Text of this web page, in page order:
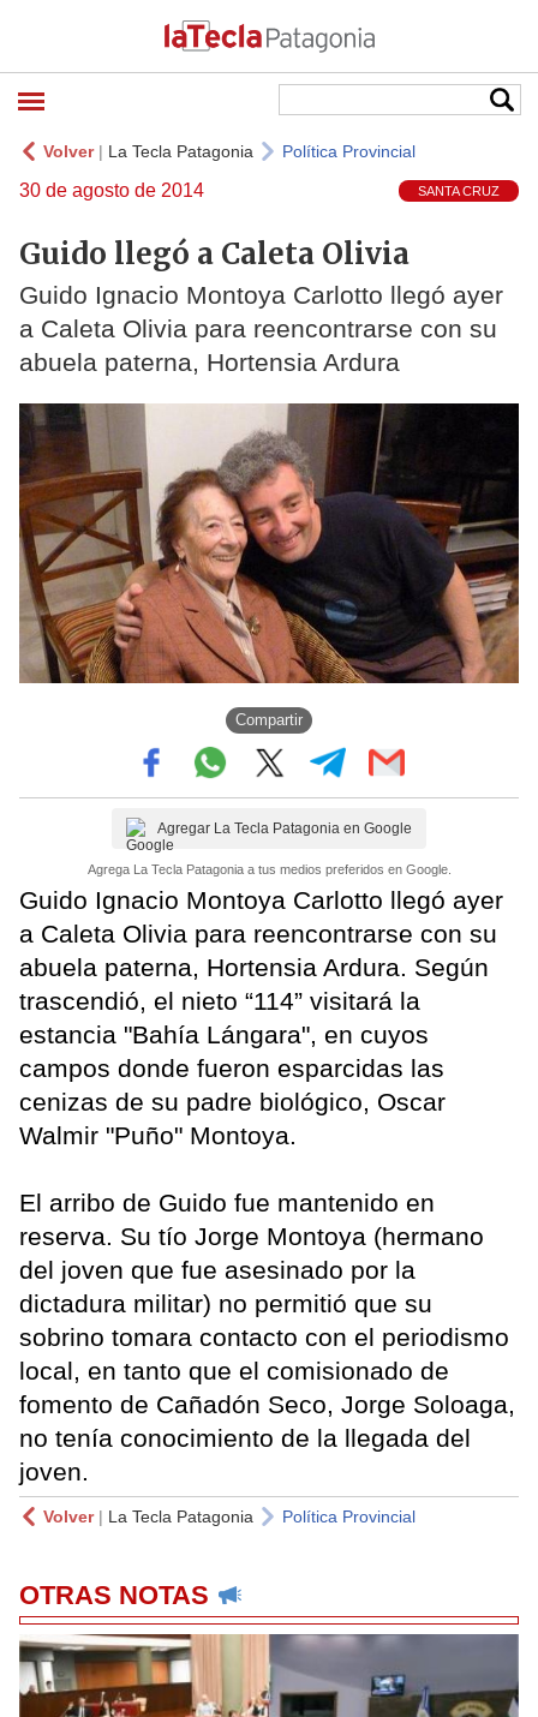
Volver| La Tecla Patagonia Política Provincial
30 de agosto de 2014 SANTA CRUZ
Guido llegó a Caleta Olivia
Guido Ignacio Montoya Carlotto llegó ayer
a Caleta Olivia para reencontrarse con su
abuela paterna, Hortensia Ardura
Compartir
Agregar La Tecla Patagonia en Google
Agrega La Tecla Patagonia a tus medios preferidos en Google.
Guido Ignacio Montoya Carlotto llegó ayer
a Caleta Olivia para reencontrarse con su
abuela paterna, Hortensia Ardura. Según
trascendió, el nieto “114” visitará la
estancia "Bahía Lángara", en cuyos
campos donde fueron esparcidas las
cenizas de su padre biológico, Oscar
Walmir "Puño" Montoya.
El arribo de Guido fue mantenido en
reserva. Su tío Jorge Montoya (hermano
del joven que fue asesinado por la
dictadura militar) no permitió que su
sobrino tomara contacto con el periodismo
local, en tanto que el comisionado de
fomento de Cañadón Seco, Jorge Soloaga,
no tenía conocimiento de la llegada del
joven.
Volver| La Tecla Patagonia Política Provincial
OTRAS NOTAS